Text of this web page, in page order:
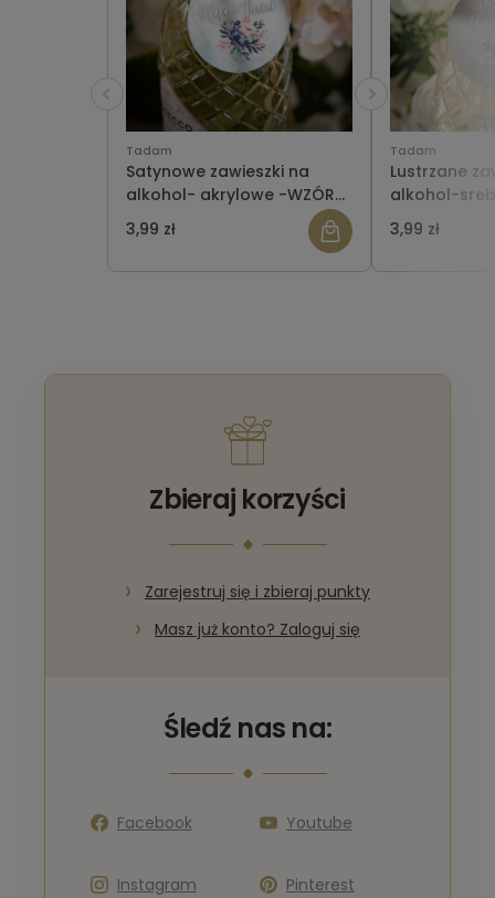
Tadam
Satynowe zawieszki na
alkohol- akrylowe -WZÓR
147 A
3,99 zł
Tadam
Lustrzane
alkohol-
A
3,99 zł
Zbieraj korzyści
Zarejestruj się i zbieraj punkty
Masz już konto? Zaloguj się
Śledź nas na:
Facebook Youtube
Instagram Pinterest